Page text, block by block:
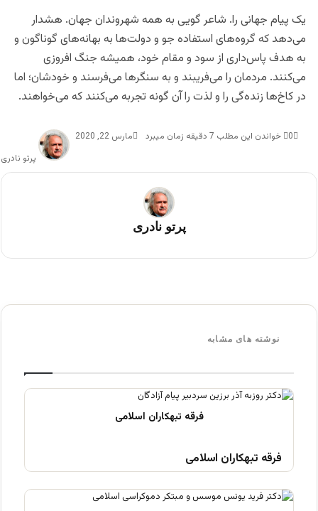
یک پیام جهانی را. شاعر گویی به همه شهروندان جهان. هشدار
می‌دهد که گروه‌های استفاده جو و دولت‌ها به بهانه‌های گوناگون و
به هدف پاس‌داری از سود و مقام خود، همیشه جنگ افروزی
می‌کنند. مردمان را می‌فریبند و به سنگرها می‌فرسند و خودشان؛ اما
در کاخ‌ها زنده‌گی را و لذت را آن گونه تجربه می‌کنند که می‌خواهند.
پرتو نادری
مارس 22, 2020 0 خواندن این مطلب 7 دقیقه زمان میبرد
پرتو نادری
نوشته های مشابه
فرقه تبهکاران اسلامی